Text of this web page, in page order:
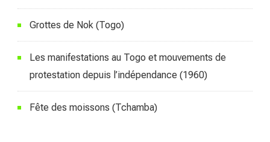
Grottes de Nok (Togo)
Les manifestations au Togo et mouvements de
protestation depuis l’indépendance (1960)
Fête des moissons (Tchamba)